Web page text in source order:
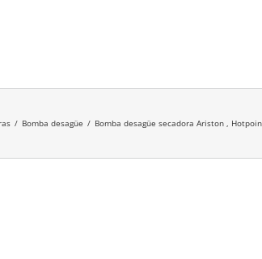
/ Bomba desagüe / Bomba desagüe secadora Ariston ,